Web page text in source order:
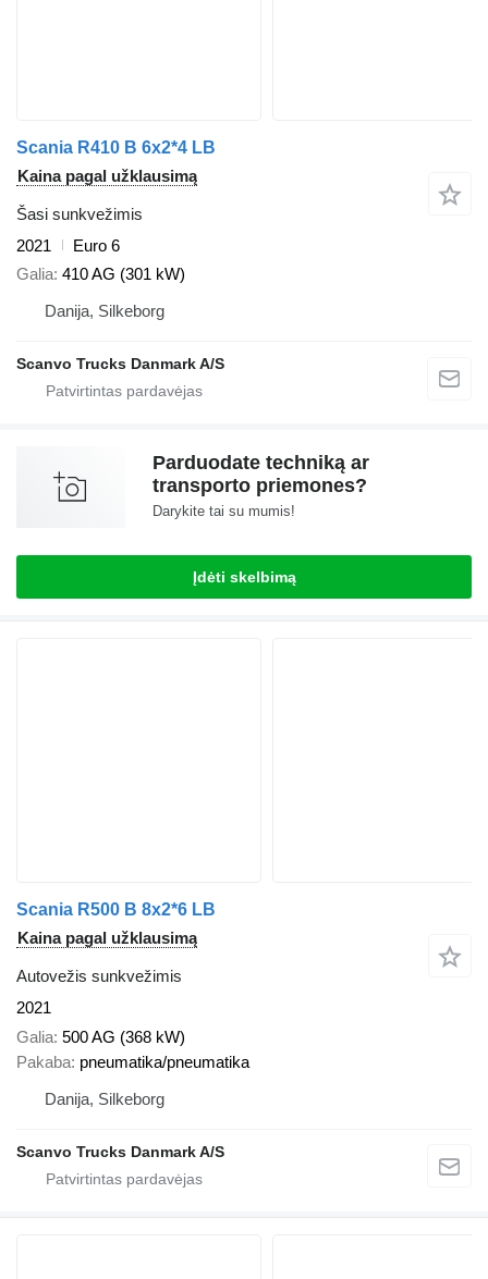
Scania R410 B 6x2*4 LB
Kaina pagal užklausimą
Šasi sunkvežimis
2021
Euro 6
Galia 410 AG (301 kW)
Danija, Silkeborg
Scanvo Trucks Danmark A/S
Parduodate techniką ar
transporto priemones?
Darykite tai su mumis!
Įdėti skelbimą
Scania R500 B 8x2*6 LB
Kaina pagal užklausimą
Autovežis sunkvežimis
2021
Galia 500 AG (368 kW)
Pakaba pneumatika/pneumatika
Danija, Silkeborg
Scanvo Trucks Danmark A/S